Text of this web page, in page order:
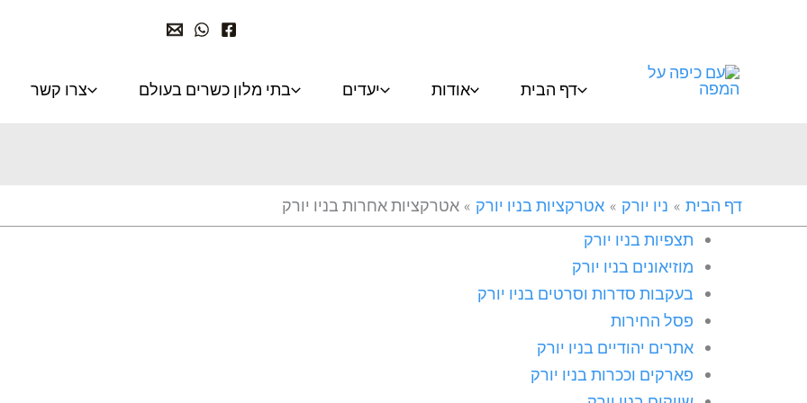
דף הבית אודות יעדים בתי מלון כשרים בעולם צרו קשר
דף הבית ניו יורק אטרקציות בניו יורק
אטרקציות אחרות בניו יורק
תצפיות בניו יורק
מוזיאונים בניו יורק
בעקבות סדרות וסרטים בניו יורק
פסל החירות
אתרים יהודיים בניו יורק
פארקים וככרות בניו יורק